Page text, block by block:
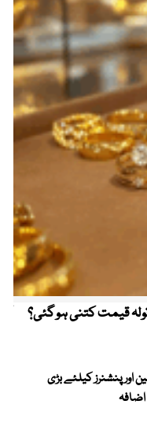
قیمت کتنی ہو گئی؟
اور پنشنرز کیلئے بڑی
اضافہ